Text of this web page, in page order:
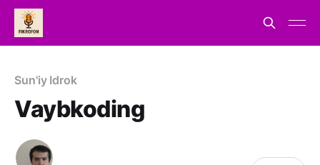
Sun'iy Idrok
Vaybkoding